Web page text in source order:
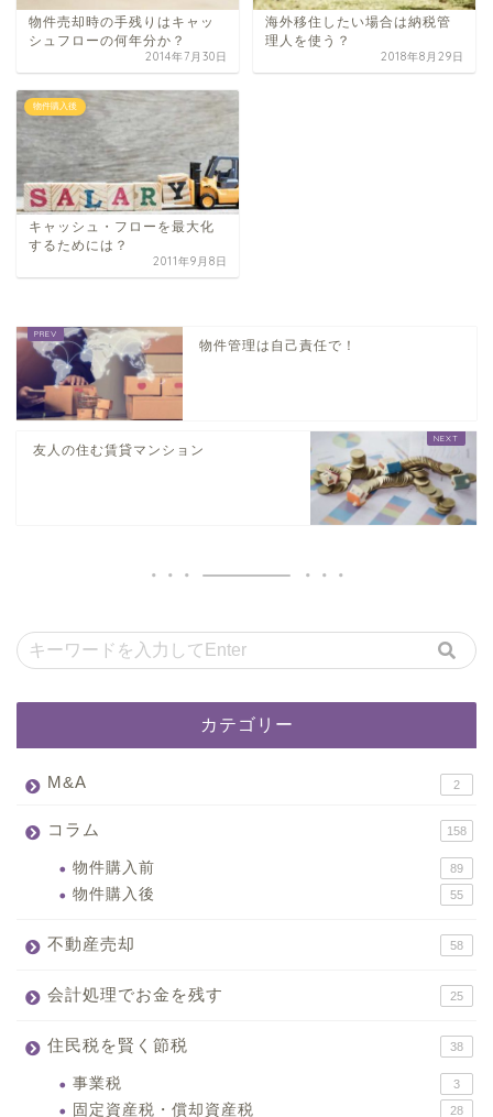
物件売却時の手残りはキャッ
シュフローの何年分か？
2014年7月30日
海外移住したい場合は納税管
理人を使う？
2018年8月29日
物件購入後
キャッシュ・フローを最大化
するためには？
2011年9月8日
物件管理は自己責任で！
友人の住む賃貸マンション
カテゴリー
M&A 2
コラム 158
物件購入前 89
物件購入後 55
不動産売却 58
会計処理でお金を残す 25
住民税を賢く節税 38
事業税 3
固定資産税・償却資産税 28